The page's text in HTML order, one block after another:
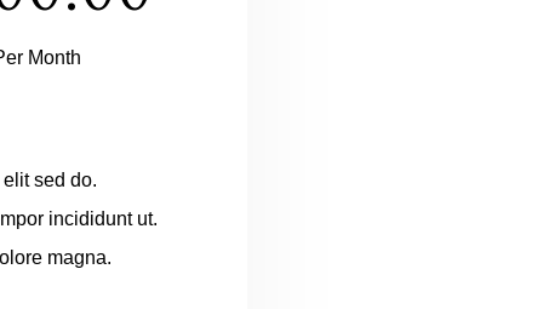
Month
sed do.
incididunt ut.
magna.